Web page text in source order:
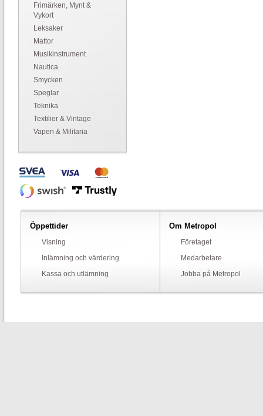
Frimärken, Mynt &
Vykort
Leksaker
Mattor
Musikinstrument
Nautica
Smycken
Speglar
Teknika
Textilier & Vintage
Vapen & Militaria
Öppettider
Visning
Inlämning och värdering
Kassa och utlämning
Om Metropol
Företaget
Medarbetare
Jobba på Metropol